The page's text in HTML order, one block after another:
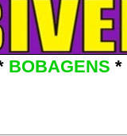
BOBAGENS *